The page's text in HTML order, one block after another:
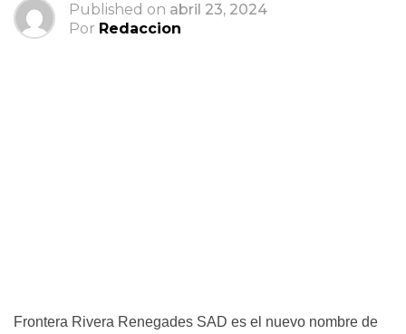
Published on abril 23, 2024
Por Redaccion
Frontera Rivera Renegades SAD es el nuevo nombre de